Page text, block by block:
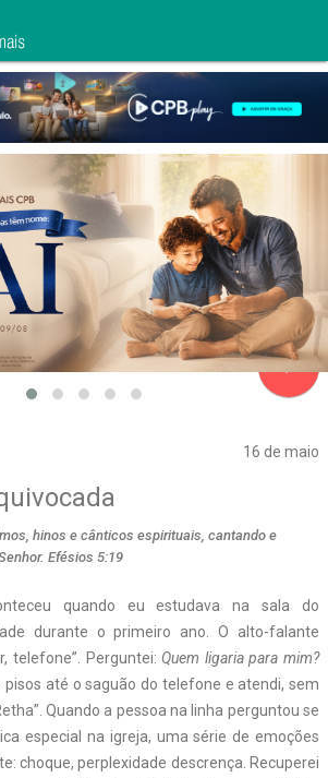
16 de maio
hinos e cânticos espirituais, cantando e
Efésios 5:19
quando eu estudava na sala do
durante o primeiro ano. O alto-falante
telefone”. Perguntei: Quem ligaria para mim?
pisos até o saguão do telefone e atendi, sem
Quando a pessoa na linha perguntou se
especial na igreja, uma série de emoções
choque, perplexidade descrença. Recuperei
navigate_next